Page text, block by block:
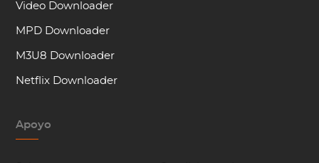
Video Downloader
MPD Downloader
M3U8 Downloader
Netflix Downloader
Apoyo